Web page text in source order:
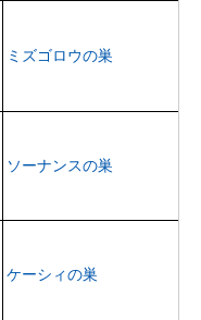
ミズゴロウの巣
ソーナンスの巣
ケーシィの巣